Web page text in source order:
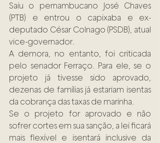
Saiu o pernambucano José Chaves
(PTB) e entrou o capixaba e ex-
deputado César Colnago (PSDB), atual
vice-governador.
A demora, no entanto, foi criticada
pelo senador Ferraço. Para ele, se o
projeto já tivesse sido aprovado,
dezenas de famílias já estariam isentas
da cobrança das taxas de marinha.
Se o projeto for aprovado e não
sofrer cortes em sua sanção, a lei ficará
mais flexível e isentará inclusive da